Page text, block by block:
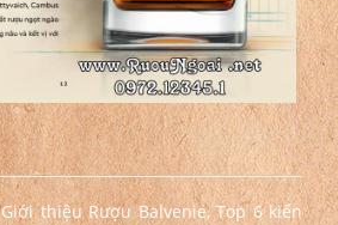
Giới thiệu Rượu Balvenie, Top 6 kiến